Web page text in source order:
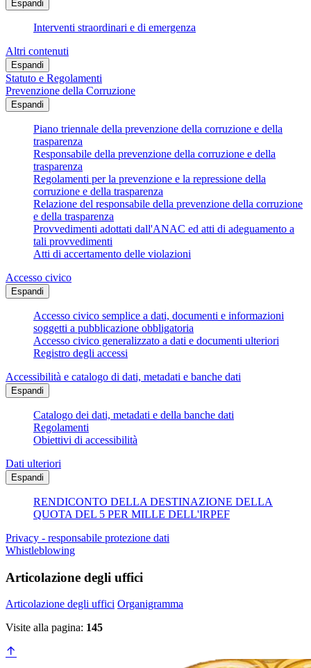
Espandi
Interventi straordinari e di emergenza
Altri contenuti
Espandi
Statuto e Regolamenti
Prevenzione della Corruzione
Espandi
Piano triennale della prevenzione della corruzione e della
trasparenza
Responsabile della prevenzione della corruzione e della
trasparenza
Regolamenti per la prevenzione e la repressione della
corruzione e della trasparenza
Relazione del responsabile della prevenzione della corruzione
e della trasparenza
Provvedimenti adottati dall'ANAC ed atti di adeguamento a
tali provvedimenti
Atti di accertamento delle violazioni
Accesso civico
Espandi
Accesso civico semplice a dati, documenti e informazioni
soggetti a pubblicazione obbligatoria
Accesso civico generalizzato a dati e documenti ulteriori
Registro degli accessi
Accessibilità e catalogo di dati, metadati e banche dati
Espandi
Catalogo dei dati, metadati e della banche dati
Regolamenti
Obiettivi di accessibilità
Dati ulteriori
Espandi
RENDICONTO DELLA DESTINAZIONE DELLA
QUOTA DEL 5 PER MILLE DELL'IRPEF
Privacy - responsabile protezione dati
Whistleblowing
Articolazione degli uffici
Articolazione degli uffici Organigramma
Visite alla pagina: 145